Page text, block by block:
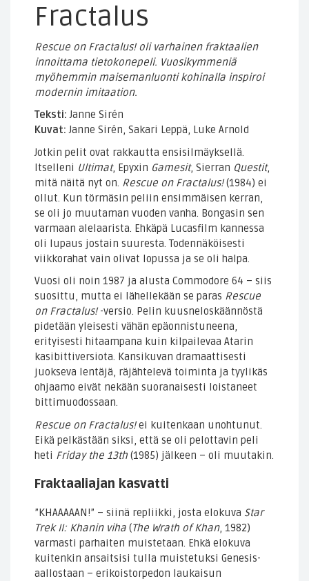
Fractalus
Rescue on Fractalus! oli varhainen fraktaalien
innoittama tietokonepeli. Vuosikymmeniä
myöhemmin maisemanluonti kohinalla inspiroi
modernin imitaation.
Teksti: Janne Sirén
Kuvat: Janne Sirén, Sakari Leppä, Luke Arnold
Jotkin pelit ovat rakkautta ensisilmäyksellä.
Itselleni Ultimat, Epyxin Gamesit, Sierran Questit,
mitä näitä nyt on. Rescue on Fractalus!(1984) ei
ollut. Kun törmäsin peliin ensimmäisen kerran,
se oli jo muutaman vuoden vanha. Bongasin sen
varmaan alelaarista. Ehkäpä Lucasfilm kannessa
oli lupaus jostain suuresta. Todennäköisesti
viikkorahat vain olivat lopussa ja se oli halpa.
Vuosi oli noin 1987 ja alusta Commodore 64 – siis
suosittu, mutta ei lähellekään se paras Rescue
on Fractalus!-versio. Pelin kuusneloskäännöstä
pidetään yleisesti vähän epäonnistuneena,
erityisesti hitaampana kuin kilpailevaa Atarin
kasibittiversiota. Kansikuvan dramaattisesti
juokseva lentäjä, räjähtelevä toiminta ja tyylikäs
ohjaamo eivät nekään suoranaisesti loistaneet
bittimuodossaan.
Rescue on Fractalus!ei kuitenkaan unohtunut.
Eikä pelkästään siksi, että se oli pelottavin peli
heti Friday the 13th (1985) jälkeen – oli muutakin.
Fraktaaliajan kasvatti
”KHAAAAAN!” – siinä repliikki, josta elokuva Star
Trek II: Khanin viha (The Wrath of Khan, 1982)
varmasti parhaiten muistetaan. Ehkä elokuva
kuitenkin ansaitsisi tulla muistetuksi Genesis-
aallostaan – erikoistorpedon laukaisun